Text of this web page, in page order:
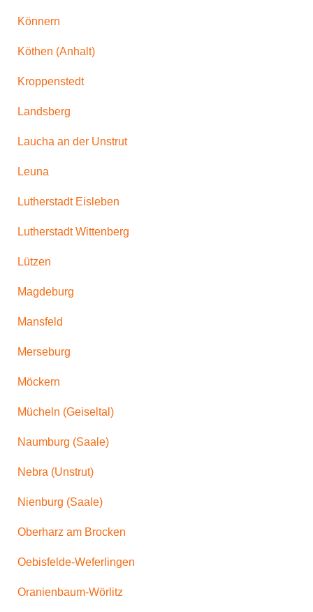
Könnern
Köthen (Anhalt)
Kroppenstedt
Landsberg
Laucha an der Unstrut
Leuna
Lutherstadt Eisleben
Lutherstadt Wittenberg
Lützen
Magdeburg
Mansfeld
Merseburg
Möckern
Mücheln (Geiseltal)
Naumburg (Saale)
Nebra (Unstrut)
Nienburg (Saale)
Oberharz am Brocken
Oebisfelde-Weferlingen
Oranienbaum-Wörlitz